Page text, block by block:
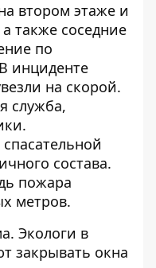
втором этаже и
также соседние
по
инциденте
на скорой.
служба,
состава.
пожара
метров.
Экологи в
закрывать окна